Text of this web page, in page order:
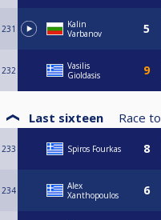
231
Kalin
Varbanov
232
Vasilis
Gioldasis
Last sixteen Race to
233 Spiros Fourkas
234
Alex
Xanthopoulos